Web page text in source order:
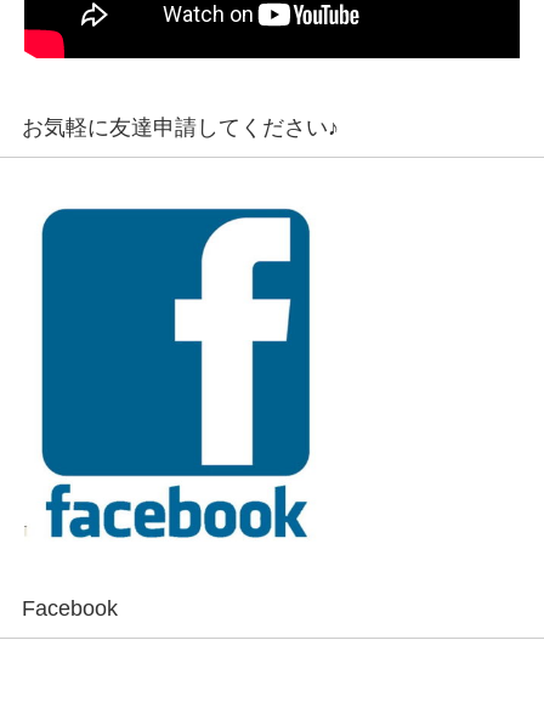
お気軽に友達申請してください♪
Facebook